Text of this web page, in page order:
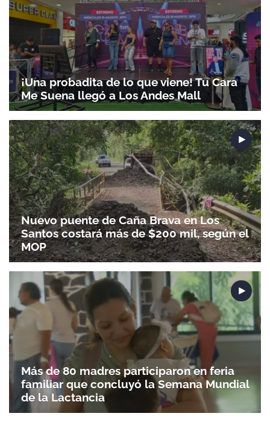
Gracias por suscribirte a nuestro boletín.
ACEPTAR
¡Una probadita de lo que viene! Tu Cara
Me Suena llegó a Los Andes Mall
Nuevo puente de Caña Brava en Los
Santos costará más de $200 mil, según el
MOP
Más de 80 madres participaron en feria
familiar que concluyó la Semana Mundial
de la Lactancia